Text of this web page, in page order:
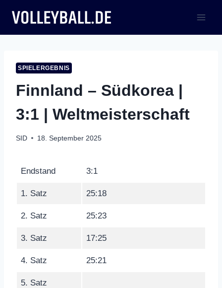
Inhalt
springen
SPIELERGEBNIS
Finnland – Südkorea |
3:1 | Weltmeisterschaft
SID 18. September 2025
Endstand 3:1
1. Satz 25:18
2. Satz 25:23
3. Satz 17:25
4. Satz 25:21
5. Satz